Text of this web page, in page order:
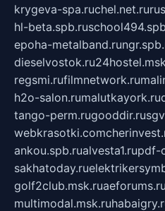
krygeva-spa.ruchel.net.ru
hl-beta.spb.ru
epoha-metalband.ru
dieselvostok.ru
regsmi.rufilmnetwork.ru
h2o-salon.rumalutkayork.ru
tango-perm.rugooddir.ru
webkrasotki.com
ankou.spb.rualvesta1.rupdf-
sakhatoday.ru
golf2club.msk.ruaeforums.ru
multimodal.msk.ru